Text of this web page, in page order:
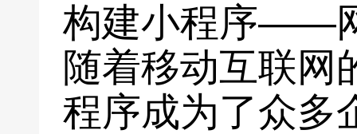
构建小程序——
随着移动互联网
程序成为了众多